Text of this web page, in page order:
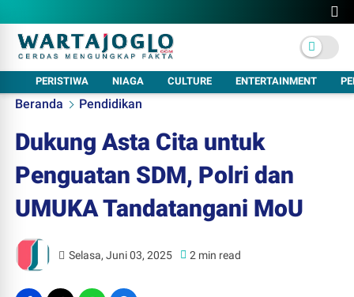
PERISTIWA NIAGA CULTURE ENTERTAINMENT
Beranda Pendidikan
Dukung Asta Cita untuk
Penguatan SDM, Polri dan
UMUKA Tandatangani MoU
Selasa, Juni 03, 2025 2 min read